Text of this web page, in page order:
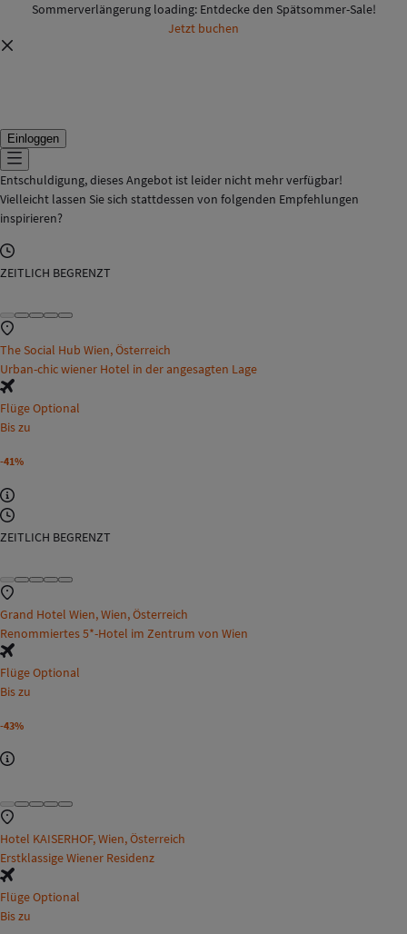
Sommerverlängerung loading: Entdecke den Spätsommer-Sale!
Jetzt buchen
Einloggen
Entschuldigung, dieses Angebot ist leider nicht mehr verfügbar!
Vielleicht lassen Sie sich stattdessen von folgenden Empfehlungen
inspirieren?
ZEITLICH BEGRENZT
The Social Hub Wien, Österreich
Urban-chic wiener Hotel in der angesagten Lage
Flüge Optional
Bis zu
-41%
ZEITLICH BEGRENZT
Grand Hotel Wien, Wien, Österreich
Renommiertes 5*-Hotel im Zentrum von Wien
Flüge Optional
Bis zu
-43%
Hotel KAISERHOF, Wien, Österreich
Erstklassige Wiener Residenz
Flüge Optional
Bis zu